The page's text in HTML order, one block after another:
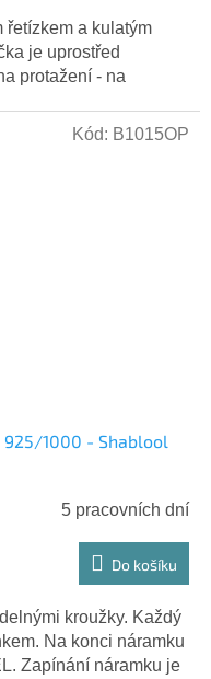
řetízkem a kulatým
je uprostřed
protažení - na
1000 - Shablool
5 pracovních dní
Do košíku
kroužky. Každý
Na konci náramku
Zapínání náramku je
Kód: B1015OP